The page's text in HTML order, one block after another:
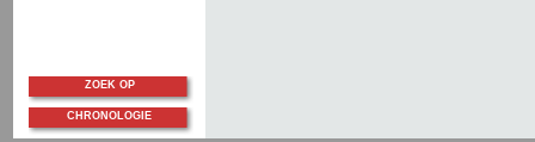
ZOEK OP
CHRONOLOGIE